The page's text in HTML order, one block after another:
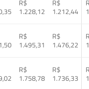
R$
1.228,12
R$
1.212,44
R$
1.495,31
R$
1.476,22
R$
1.758,78
R$
1.736,33